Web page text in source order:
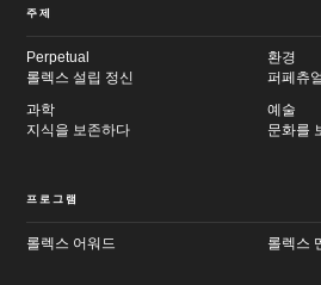
주제
Perpetual
롤렉스 설립 정신
환경
퍼페츄
과학
지식을 보존하다
예술
문화를
프로그램
롤렉스 어워드 롤렉스